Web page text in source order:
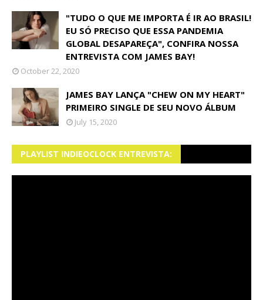
"TUDO O QUE ME IMPORTA É IR AO BRASIL!
EU SÓ PRECISO QUE ESSA PANDEMIA
GLOBAL DESAPAREÇA", CONFIRA NOSSA
ENTREVISTA COM JAMES BAY!
October 22, 2020
JAMES BAY LANÇA "CHEW ON MY HEART"
PRIMEIRO SINGLE DE SEU NOVO ÁLBUM
July 15, 2020
PLAYLIST INDIEOCLOCK ENTREVISTA: